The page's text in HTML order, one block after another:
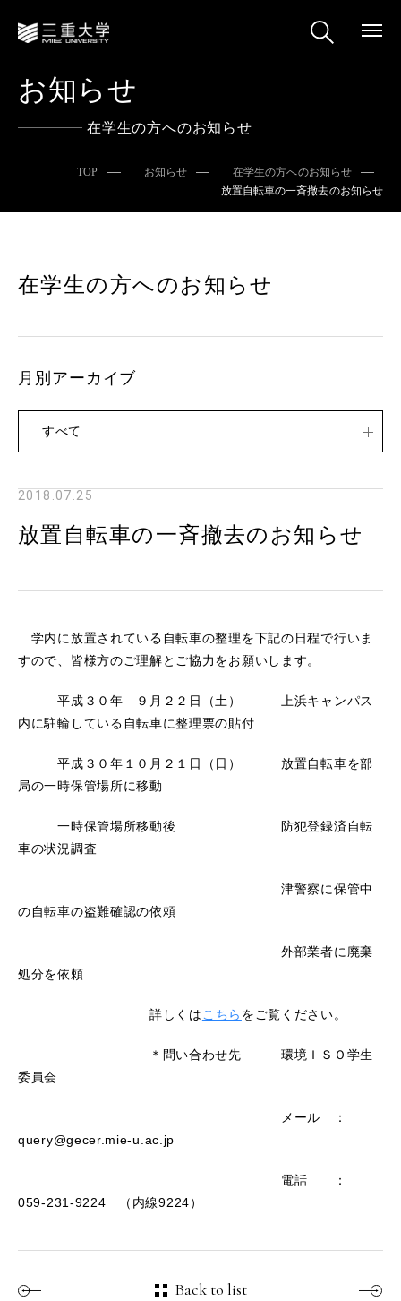
お知らせ
在学生の方へのお知らせ
TOP お知らせ
在学生の方へのお知らせ
放置自転車の一斉撤去のお知らせ
2018.07.25
放置自転車の一斉撤去のお知らせ
学内に放置されている自転車の整理を下記の日程で行いま
すので、皆様方のご理解とご協力をお願いします。
平成３０年 ９月２２日（土） 上浜キャンパス
内に駐輪している自転車に整理票の貼付
平成３０年１０月２１日（日） 放置自転車を部
局の一時保管場所に移動
一時保管場所移動後 防犯登録済自転
車の状況調査
津警察に保管中
の自転車の盗難確認の依頼
外部業者に廃棄
処分を依頼
詳しくは こちら をご覧ください。
＊問い合わせ先 環境ＩＳＯ学生
委員会
メール ：
query@gecer.mie-u.ac.jp
電話 ：
059-231-9224 （内線9224）
Back to list
在学生の方へのお知らせ
月別アーカイブ
すべて